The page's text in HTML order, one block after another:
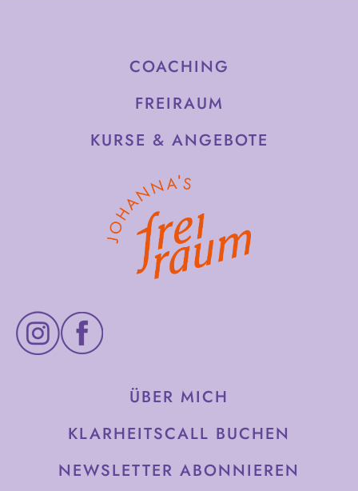
COACHING
FREIRAUM
KURSE & ANGEBOTE
ÜBER MICH
KLARHEITSCALL BUCHEN
NEWSLETTER ABONNIEREN